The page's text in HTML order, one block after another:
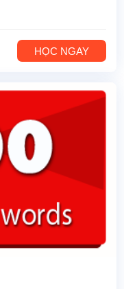
HỌC NGAY